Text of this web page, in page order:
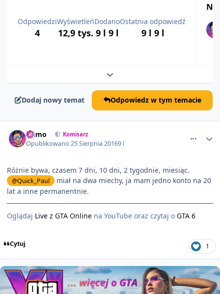
Odpowiedzi
4
Wyświetleń
12,9 tys.
Dodano
9 l 9 l
Ostatnia odpowiedź
9 l 9 l
Rozwiń podsumowanie tematu
Dodaj nowy temat Odpowiedz w tym temacie
Namo Komisarz
Opublikowano25 Sierpnia 20169 l
Różnie bywa, czasem 7 dni, 10 dni, 2 tygodnie, miesiąc.
@Quick_Paul
miał na dwa miechy, ja mam jedno konto na 20
lat a inne permanentnie.
Oglądaj Live z GTA Online na YouTube oraz czytaj o GTA 6
Cytuj 1